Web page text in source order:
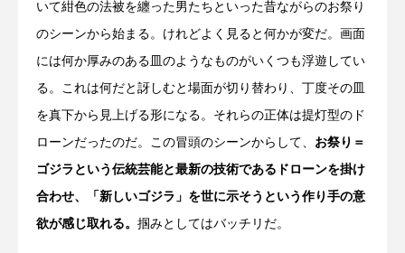
いて紺色の法被を纏った男たちといった昔ながらのお祭り
のシーンから始まる。けれどよく見ると何かが変だ。画面
には何か厚みのある皿のようなものがいくつも浮遊してい
る。これは何だと訝しむと場面が切り替わり、丁度その皿
を真下から見上げる形になる。それらの正体は提灯型のド
ローンだったのだ。この冒頭のシーンからして、 お祭り＝
ゴジラという伝統芸能と最新の技術であるドローンを掛け
合わせ、「新しいゴジラ」を世に示そうという作り手の意
欲が感じ取れる。 掴みとしてはバッチリだ。